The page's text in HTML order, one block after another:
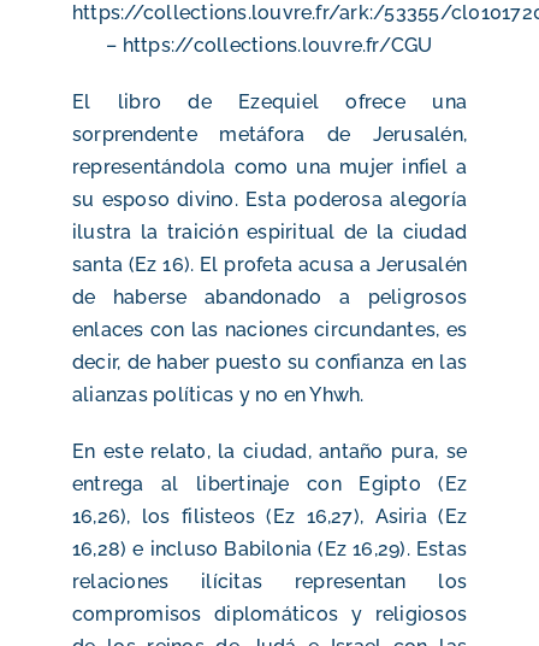
https://collections.louvre.fr/ark:/53355/
– https://collections.louvre.fr/CGU
El libro de Ezequiel ofrece una
sorprendente metáfora de Jerusalén,
representándola como una mujer infiel a
su esposo divino. Esta poderosa alegoría
ilustra la traición espiritual de la ciudad
santa (Ez 16). El profeta acusa a Jerusalén
de haberse abandonado a peligrosos
enlaces con las naciones circundantes, es
decir, de haber puesto su confianza en las
alianzas políticas y no en Yhwh.
En este relato, la ciudad, antaño pura, se
entrega al libertinaje con Egipto (Ez
16,26), los filisteos (Ez 16,27), Asiria (Ez
16,28) e incluso Babilonia (Ez 16,29). Estas
relaciones ilícitas representan los
compromisos diplomáticos y religiosos